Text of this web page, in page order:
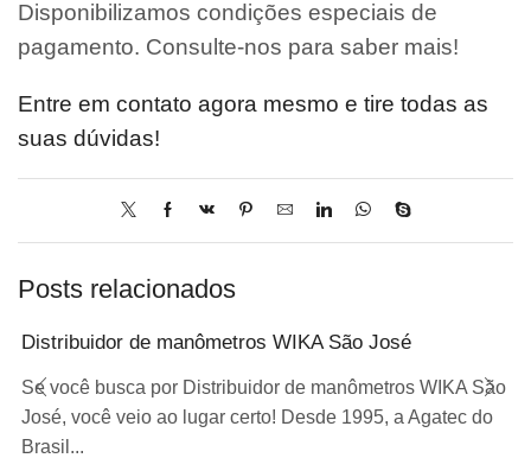
Disponibilizamos condições especiais de
pagamento. Consulte-nos para saber mais!
Entre em contato agora mesmo e tire todas as
suas dúvidas!
Posts relacionados
Distribuidor de manômetros WIKA São José
Se você busca por Distribuidor de manômetros WIKA São
José, você veio ao lugar certo! Desde 1995, a Agatec do
Brasil...